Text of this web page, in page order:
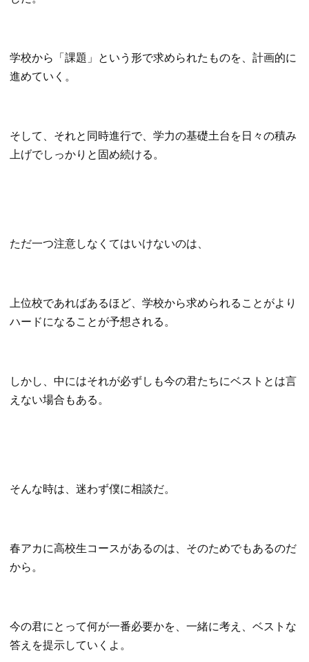
学校から「課題」という形で求められたものを、計画的に
進めていく。
そして、それと同時進行で、学力の基礎土台を日々の積み
上げでしっかりと固め続ける。
ただ一つ注意しなくてはいけないのは、
上位校であればあるほど、学校から求められることがより
ハードになることが予想される。
しかし、中にはそれが必ずしも今の君たちにベストとは言
えない場合もある。
そんな時は、迷わず僕に相談だ。
春アカに高校生コースがあるのは、そのためでもあるのだ
から。
今の君にとって何が一番必要かを、一緒に考え、ベストな
答えを提示していくよ。